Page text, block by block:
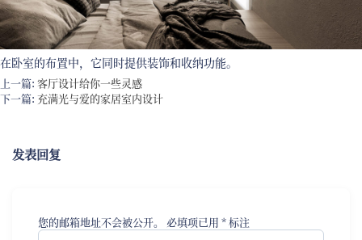
在卧室的布置中，它同时提供装饰和收纳功能。
上一篇: 客厅设计给你一些灵感
下一篇: 充满光与爱的家居室内设计
发表回复
您的邮箱地址不会被公开。 必填项已用 *标注